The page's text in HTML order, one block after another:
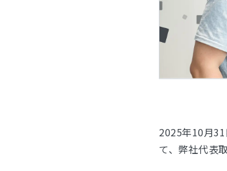
2025年10月
て、弊社代表